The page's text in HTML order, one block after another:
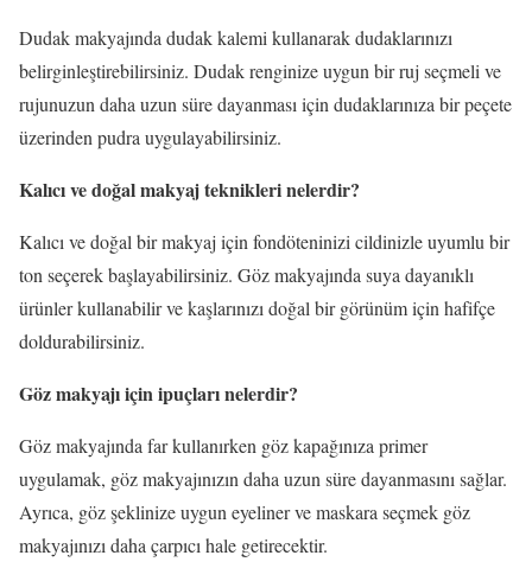
Dudak makyajında dudak kalemi kullanarak dudaklarınızı
belirginleştirebilirsiniz. Dudak renginize uygun bir ruj seçmeli ve
rujunuzun daha uzun süre dayanması için dudaklarınıza bir peçete
üzerinden pudra uygulayabilirsiniz.
Kalıcı ve doğal makyaj teknikleri nelerdir?
Kalıcı ve doğal bir makyaj için fondöteninizi cildinizle uyumlu bir
ton seçerek başlayabilirsiniz. Göz makyajında suya dayanıklı
ürünler kullanabilir ve kaşlarınızı doğal bir görünüm için hafifçe
doldurabilirsiniz.
Göz makyajı için ipuçları nelerdir?
Göz makyajında far kullanırken göz kapağınıza primer
uygulamak, göz makyajınızın daha uzun süre dayanmasını sağlar.
Ayrıca, göz şeklinize uygun eyeliner ve maskara seçmek göz
makyajınızı daha çarpıcı hale getirecektir.